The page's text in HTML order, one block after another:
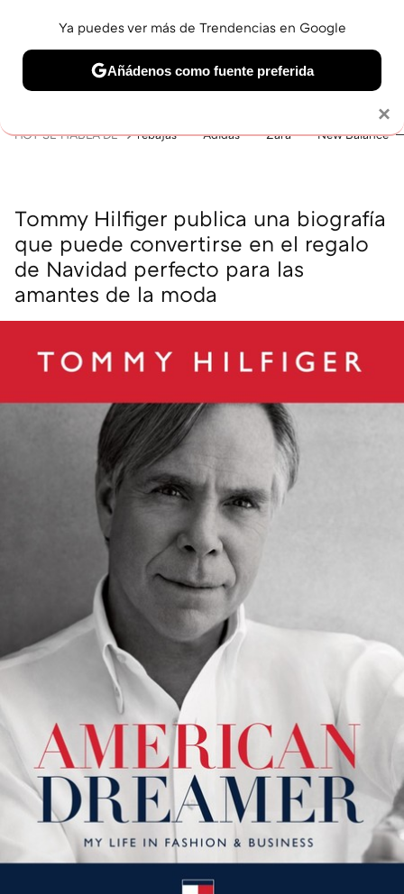
BELLEZA SHOPPING VIAJES GASTRO SNEAKERS
HOY SE HABLA DE rebajas Adidas Zara New Balance
Tommy Hilfiger publica una biografía
que puede convertirse en el regalo
de Navidad perfecto para las
amantes de la moda
×
Ya puedes ver más de Trendencias en Google
Añádenos como fuente preferida